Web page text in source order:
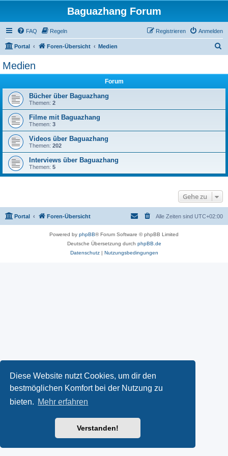
Diese Website nutzt Cookies, um dir den
bestmöglichen Komfort bei der Nutzung zu
bieten. Mehr erfahren
Verstanden!
Baguazhang Forum
FAQ Regeln Anmelden
Registrieren
Portal Foren-Übersicht Medien
Medien
Forum
Bücher über Baguazhang
Themen: 2
Filme mit Baguazhang
Themen: 3
Videos über Baguazhang
Themen: 202
Interviews über Baguazhang
Themen: 5
Gehe zu
Portal Foren-Übersicht Alle Zeiten sind UTC+02:00
Powered by phpBB® Forum Software © phpBB Limited
Deutsche Übersetzung durch phpBB.de
Datenschutz| Nutzungsbedingungen